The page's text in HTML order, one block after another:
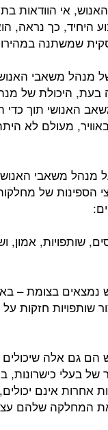
אי הוודאות
היחיד, כך נראה,
שמשתנה
מנהל משאבי
בעת, היכולת של
האנושי תוך כדי
מעולם לא
שעל מנהל משאבי
הספינות של
שותפויות, אמון,
נמצאים בצומת –
שותפויות חזקות
הם גם אלה
של בעלי כישרונות,
אחרות אינם
המחלקה שלהם